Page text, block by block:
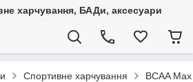
харчування, БАДи, аксесуари
Спортивне харчування BCAA